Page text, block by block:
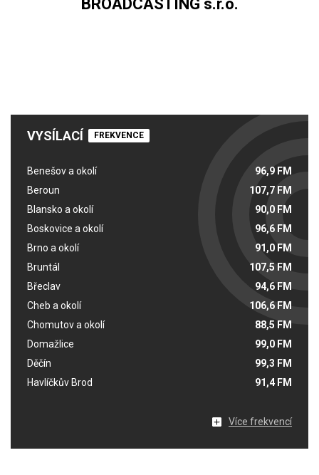
BROADCASTING s.r.o.
VYSÍLACÍ FREKVENCE
Benešov a okolí
96,9 FM
Beroun
107,7 FM
Blansko a okolí
90,0 FM
Boskovice a okolí
96,6 FM
Brno a okolí
91,0 FM
Bruntál
107,5 FM
Břeclav
94,6 FM
Cheb a okolí
106,6 FM
Chomutov a okolí
88,5 FM
Domažlice
99,0 FM
Děčín
99,3 FM
Havlíčkův Brod
91,4 FM
Více frekvencí